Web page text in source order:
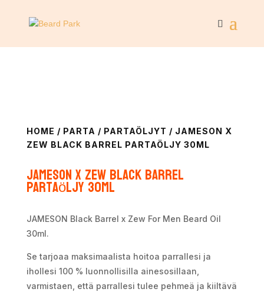
HOME / PARTA / PARTAÖLJYT / JAMESON X
ZEW BLACK BARREL PARTAÖLJY 30ML
Jameson x Zew Black Barrel
Partaöljy 30ml
JAMESON Black Barrel x Zew For Men Beard Oil
30ml.
Se tarjoaa maksimaalista hoitoa parrallesi ja
ihollesi 100 % luonnollisilla ainesosillaan,
varmistaen, että parrallesi tulee pehmeä ja kiiltävä